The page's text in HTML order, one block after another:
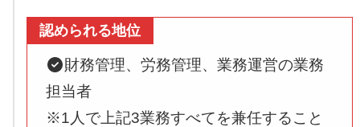
認められる地位
財務管理、労務管理、業務運営の業務
担当者
※1人で上記3業務すべてを兼任すること